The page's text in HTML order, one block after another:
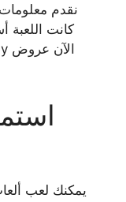
نقدم معلومات
كانت اللعبة